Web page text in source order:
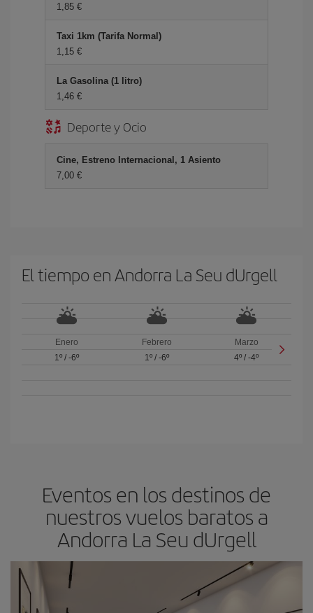
1,85 €
Taxi 1km (Tarifa Normal)
1,15 €
La Gasolina (1 litro)
1,46 €
Deporte y Ocio
Cine, Estreno Internacional, 1 Asiento
7,00 €
El tiempo en Andorra La Seu dUrgell
Enero
1º/ -6º
Febrero
1º/ -6º
Marzo
4º /-4º
Eventos en los destinos de
nuestros vuelos baratos a
Andorra La Seu dUrgell